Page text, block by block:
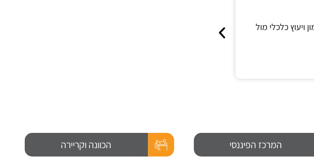
ויעוץ כלכלי מול
המרכז הפיננסי הכוונה וקריירה